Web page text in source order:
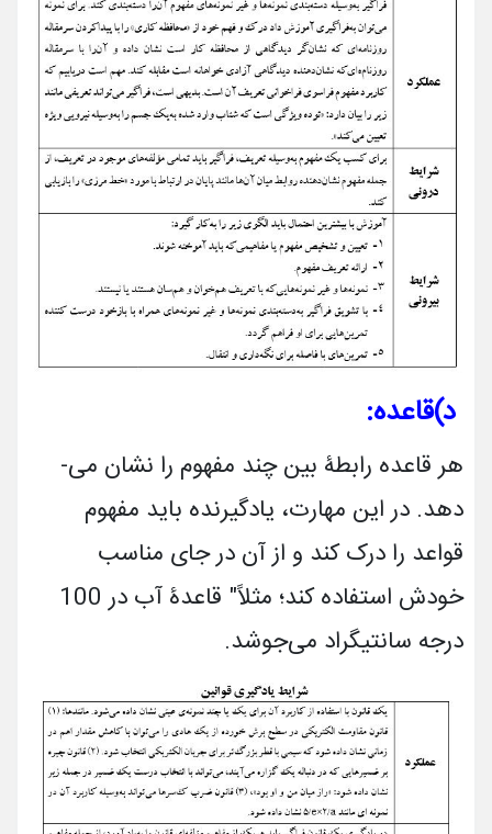
د)قاعده:
هر قاعده رابطۀ بین چند مفهوم را نشان می­
دهد. در این مهارت، یادگیرنده باید مفهوم
قواعد را درک کند و از آن در جای مناسب
خودش استفاده کند؛ مثلاً" قاعدۀ آب در 100
درجه سانتی­گراد می­‌جوشد.